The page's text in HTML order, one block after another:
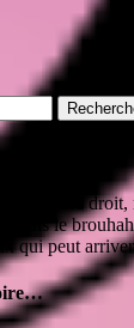
toujours droit,
dans le
qui peut